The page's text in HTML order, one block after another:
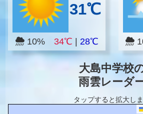
31℃
10% 34℃ 28℃
大島中学校
雨雲レーダ
タップすると拡大し